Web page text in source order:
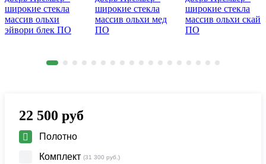
22 500 руб
Полотно
Комплект (31 300 руб.)